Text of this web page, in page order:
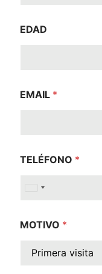
EDAD
EMAIL *
TELÉFONO *
United States +1
MOTIVO *